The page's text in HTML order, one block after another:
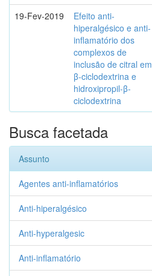
19-Fev-2019
Efeito anti-
hiperalgésico e anti-
inflamatório dos
complexos de
inclusão de citral em
β-ciclodextrina e
hidroxipropil-β-
ciclodextrina
Busca facetada
Assunto
Agentes anti-inflamatórios
Anti-hiperalgésico
Anti-hyperalgesic
Anti-inflamatório